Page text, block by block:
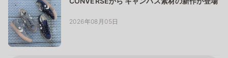
2026年08月05日